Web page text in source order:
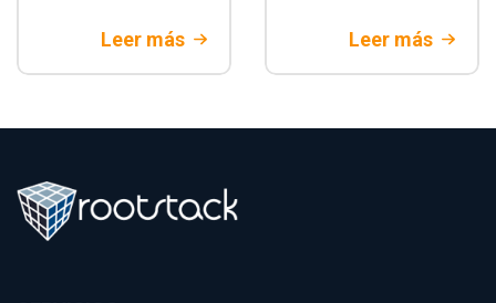
bancario legacy.
arquitectura y
riesgos
Rootstack
Leer más
regulatorios
para banca
arquitecturas de IA
Leer más